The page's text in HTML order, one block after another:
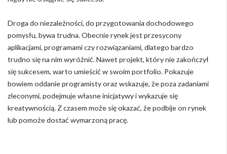
Droga do niezależności, do przygotowania dochodowego
pomysłu, bywa trudna. Obecnie rynek jest przesycony
aplikacjami, programami czy rozwiązaniami, dlatego bardzo
trudno się na nim wyróżnić. Nawet projekt, który nie zakończył
się sukcesem, warto umieścić w swoim portfolio. Pokazuje
bowiem oddanie programisty oraz wskazuje, że poza zadaniami
zleconymi, podejmuje własne inicjatywy i wykazuje się
kreatywnością. Z czasem może się okazać, że podbije on rynek
lub pomoże dostać wymarzoną pracę.